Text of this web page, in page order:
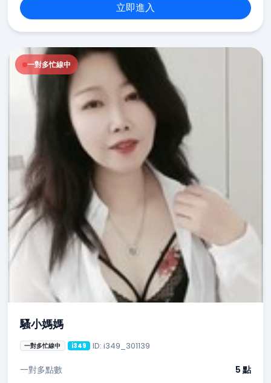
立即進入
一對多忙線中
騷小媽媽
一對多忙線中 i349 ID: i349_301139
一對多點數 5 點